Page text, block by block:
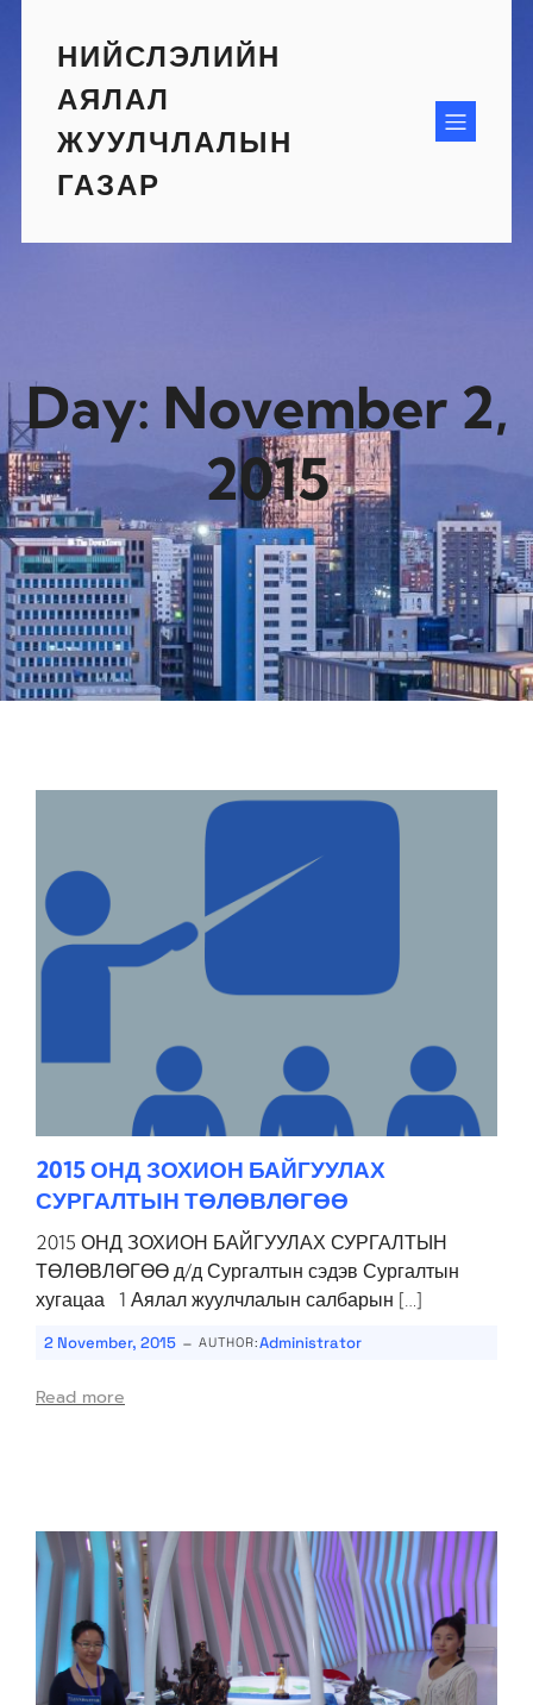
contentНИЙСЛЭЛИЙН
АЯЛАЛ
ЖУУЛЧЛАЛЫН
ГАЗАР
Day: November 2,
2015
2015 ОНД ЗОХИОН БАЙГУУЛАХ
СУРГАЛТЫН ТӨЛӨВЛӨГӨӨ
2015 ОНД ЗОХИОН БАЙГУУЛАХ СУРГАЛТЫН
ТӨЛӨВЛӨГӨӨ д/д Сургалтын сэдэв Сургалтын
хугацаа 1 Аялал жуулчлалын салбарын […]
2 November, 2015 - AUTHOR:Administrator
Read more